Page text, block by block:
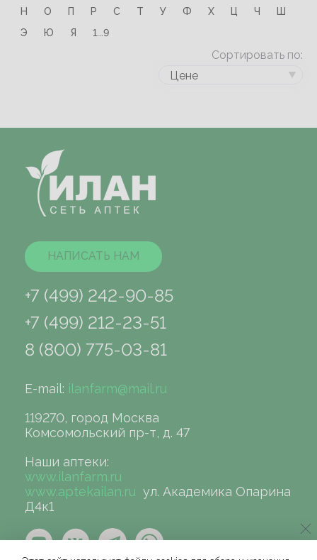
Н
О П Р С Т У Ф Х Ц Ч
Ш
Э
Ю Я 1...9
Сортировать по:
Цене
НАПИСАТЬ НАМ
+7 (499) 242-90-85
+7 (499) 212-23-51
8 (800) 775-03-81
E-mail: ilanfarm@mail.ru
119270, город Москва
Комсомольский пр-т, д. 47
Наши аптеки:
www.ilanfarm.ru
www.aptekailan.ru ул. Академика Опарина
Д4к1